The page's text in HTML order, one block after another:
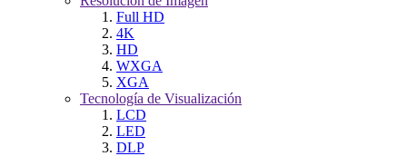
Full HD
4K
HD
WXGA
XGA
Tecnología de Visualización
LCD
LED
DLP